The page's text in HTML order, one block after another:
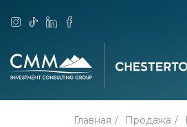
Главная Продажа